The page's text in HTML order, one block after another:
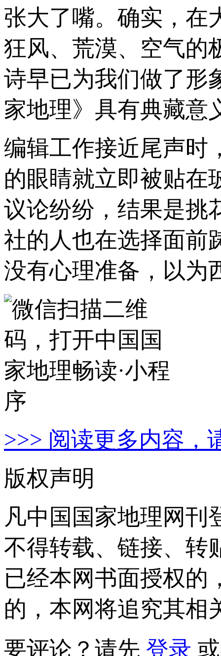
张大了嘴。确实，在
狂风、荒漠、空气的
诗早已为我们做了形
家地理》具有典藏意
编辑工作接近尾声时
的眼睛就立即被贴在
议论纷纷，结果是挑
社的人也在选择面前
没有心理准备，以为
>>> 阅读更多内容，
版权声明
凡中国国家地理网刊
不得转载、链接、转
已经本网书面授权的
的，本网将追究其相
要评论？请先 登录